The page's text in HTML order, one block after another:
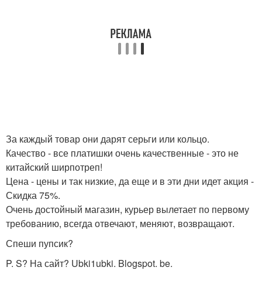
За каждый товар они дарят серьги или кольцо.
Качество - все платишки очень качественные - это не
китайский ширпотреп!
Цена - цены и так низкие, да еще и в эти дни идет акция -
Скидка 75%.
Очень достойный магазин, курьер вылетает по первому
требованию, всегда отвечают, меняют, возвращают.
Спеши пупсик?
P. S? На сайт? Ubki1ubki. Blogspot. be.